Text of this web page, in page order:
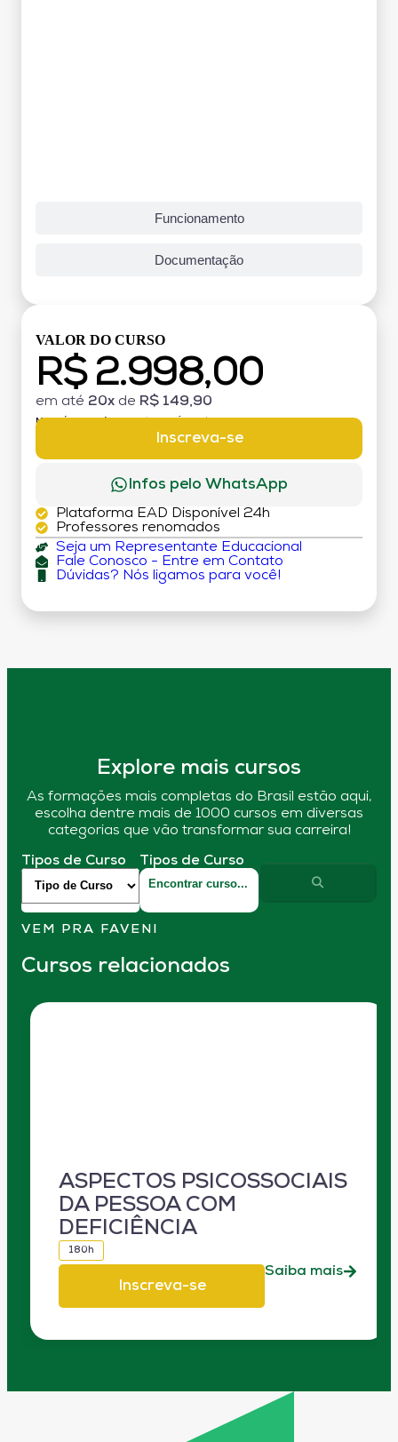
Funcionamento
Documentação
VALOR DO CURSO
R$ 2.998,00
em até 20x de R$ 149,90
MATRÍCULA:
Inscreva-se
Infos pelo WhatsApp
Plataforma EAD Disponível 24h
Professores renomados
Seja um Representante Educacional
Fale Conosco - Entre em Contato
Dúvidas? Nós ligamos para você!
Explore mais cursos
As formações mais completas do Brasil estão aqui,
escolha dentre mais de 1000 cursos em diversas
categorias que vão transformar sua carreira!
Tipos de Curso Tipos de Curso
VEM PRA FAVENI
Cursos relacionados
ASPECTOS PSICOSSOCIAIS
DA PESSOA COM
DEFICIÊNCIA
180h
Inscreva-se
Saiba mais